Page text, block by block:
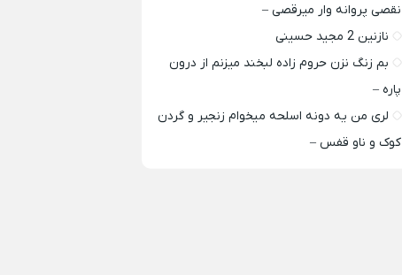
نقصی پروانه وار میرقصی –
نازنین 2 مجید حسینی
بم زنگ نزن حروم زاده لبخند میزنم از درون
پاره –
لری من یه دونه اسلحه میخوام زﻧﺠﻴﺮ و ﮔﺮدن
ﻛﻮک و ﻧﺎو ﻗﻔﺲ –